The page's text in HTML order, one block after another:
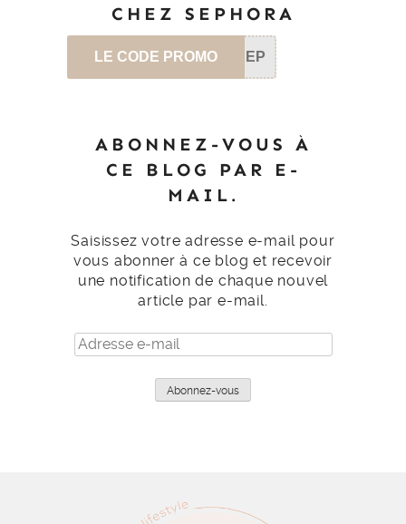
CHEZ SEPHORA
LE CODE PROMO SEP
ABONNEZ-VOUS À
CE BLOG PAR E-
MAIL.
Saisissez votre adresse e-mail pour
vous abonner à ce blog et recevoir
une notification de chaque nouvel
article par e-mail.
Adresse
e-
Abonnez-vous